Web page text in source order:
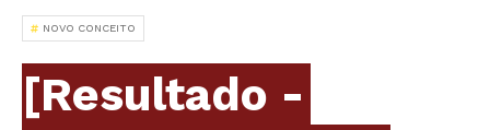
NOVO CONCEITO
[Resultado -